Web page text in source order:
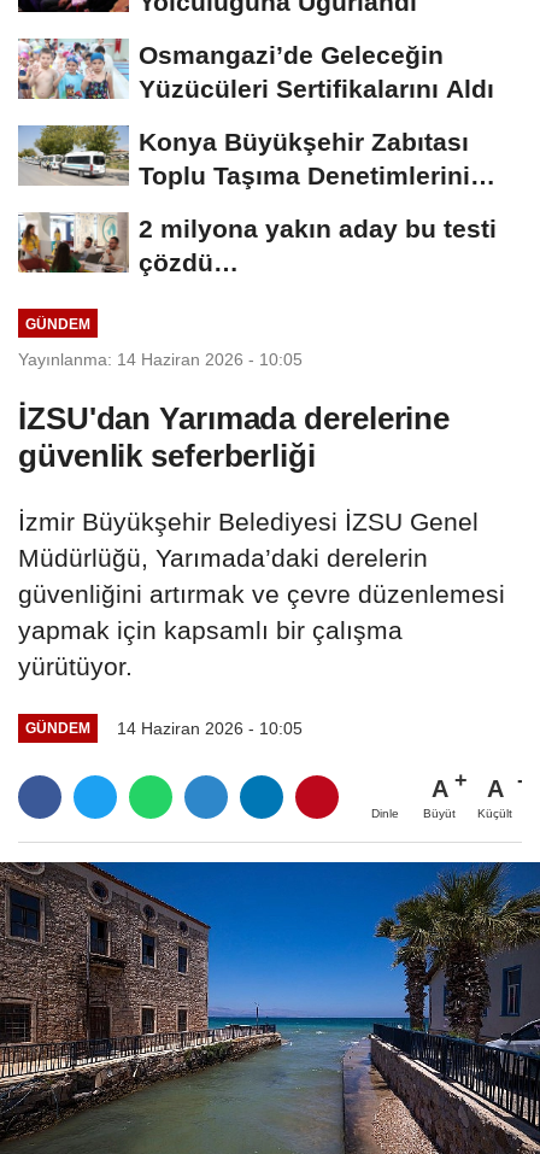
Osmangazi’de Geleceğin
Yüzücüleri Sertifikalarını Aldı
Konya Büyükşehir Zabıtası
Toplu Taşıma Denetimlerini
2 milyona yakın aday bu testi
çözdü…
GÜNDEM
Yayınlanma: 14 Haziran 2026 - 10:05
İZSU'dan Yarımada derelerine
güvenlik seferberliği
İzmir Büyükşehir Belediyesi İZSU Genel
Müdürlüğü, Yarımada’daki derelerin
güvenliğini artırmak ve çevre düzenlemesi
yapmak için kapsamlı bir çalışma
yürütüyor.
GÜNDEM 14 Haziran 2026 - 10:05
Dinle
A
Büyüt
A
Küçült